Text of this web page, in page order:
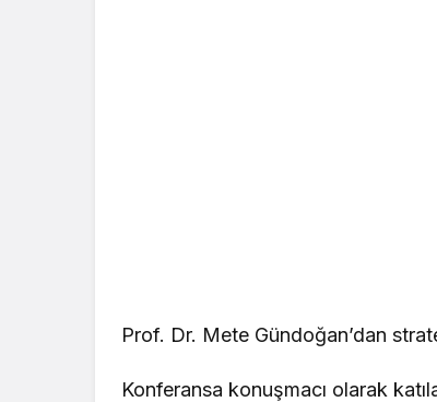
Prof. Dr. Mete Gündoğan’dan
Konferansa konuşmacı olarak